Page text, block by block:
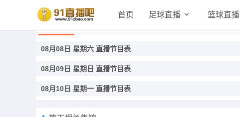
首页 足球直播 篮球直播
荷丁直播
08月08日 星期六 直播节目表
08月09日 星期日 直播节目表
08月10日 星期一 直播节目表